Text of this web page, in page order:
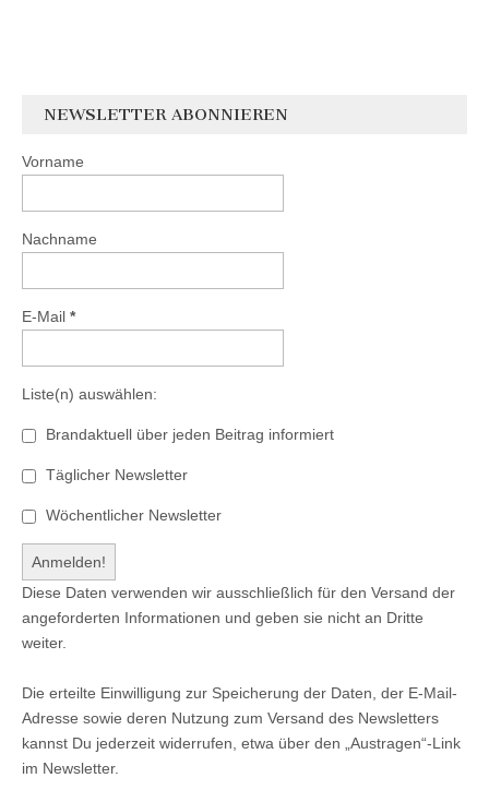
NEWSLETTER ABONNIEREN
Vorname
Nachname
E-Mail *
Liste(n) auswählen:
Brandaktuell über jeden Beitrag informiert
Täglicher Newsletter
Wöchentlicher Newsletter
Diese Daten verwenden wir ausschließlich für den Versand der
angeforderten Informationen und geben sie nicht an Dritte
weiter.
Die erteilte Einwilligung zur Speicherung der Daten, der E-Mail-
Adresse sowie deren Nutzung zum Versand des Newsletters
kannst Du jederzeit widerrufen, etwa über den „Austragen“-Link
im Newsletter.